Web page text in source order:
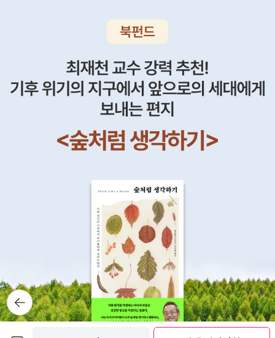
혀 지내다가 결계가 실수로 깨지고서야 가까스로 탈출하고, 비슷하게
는 대신 감금자를 찾아가 대화를 시도한다.'샌드맨 시리즈'에서는 악
마도 예외는 아니어서, 잃어버린 물건을 찾으러 지옥에 온 꿈이 재치
대결에서 승리하자 루시퍼도 이를 갈며 순순히 보내준다. 역시나 DC
코믹스 세계관을 공유하는 영화 <콘스탄틴>에서 등장한 루시퍼 역시
계약과 규칙에서 자유롭지 않아서, 막판의 반전에 허를 찔리자 계약
과 규칙 내에서 상황을 최대한 수정한다.영화 <엑소시스트>에서도
고, 기만의 명수답게 갖가지 말로 신부들을 미혹해서 풀려나고자 치
밀한 심리전을 도모한다. <파우스트>와 <페터 슐레밀>을 비롯해 악
마와의 계약을 소재로 하는 모든 문학 작품에서도 핵심은 계약의 빈
틈을 각자에게 유리하게끔 이용하는 것이다.이쯤 되면 계약과 규칙이
란 현실의 인간과 환상의 존재 모두에게 공통된 것이라고 해도 무방
해 보이는데, 우리나라의 현직 대통령은 도대체 무슨 존재이기에 상
식도 법률도 위반하며 멋대로 행동하는지 묻지 않을 수 없다. 물론 그
리스 신화에서 오만(hubris)의 죄를 범한 필멸자의 운명을 보면 그의
최후도 그리 아름답진 못할 듯하다만...[*] '뱃사람의 낙원'으로서의
뒤로가
기